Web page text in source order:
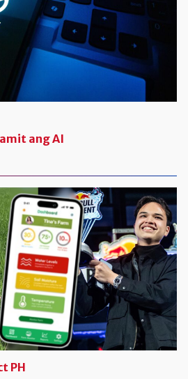
ang AI
PH